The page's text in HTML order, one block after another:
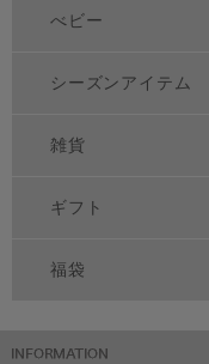
べビー
シーズンアイテム
雑貨
ギフト
福袋